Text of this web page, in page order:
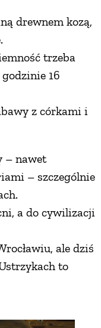
drewnem kozą,
trzeba
16
z córkami i
– nawet
– szczególnie
a do cywilizacji
ale dziś
to